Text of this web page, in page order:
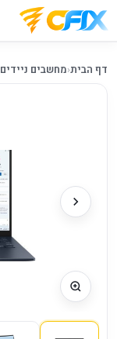
דף הבית‹מחשבים ניידים